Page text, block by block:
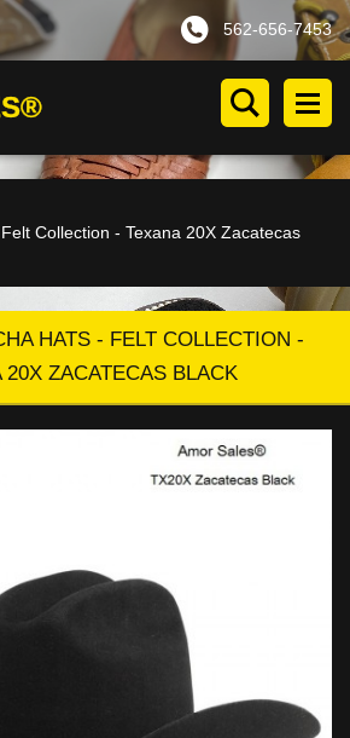
562-656-7453
Collection - Texana 20X Zacatecas
HATS - FELT COLLECTION -
20X ZACATECAS BLACK